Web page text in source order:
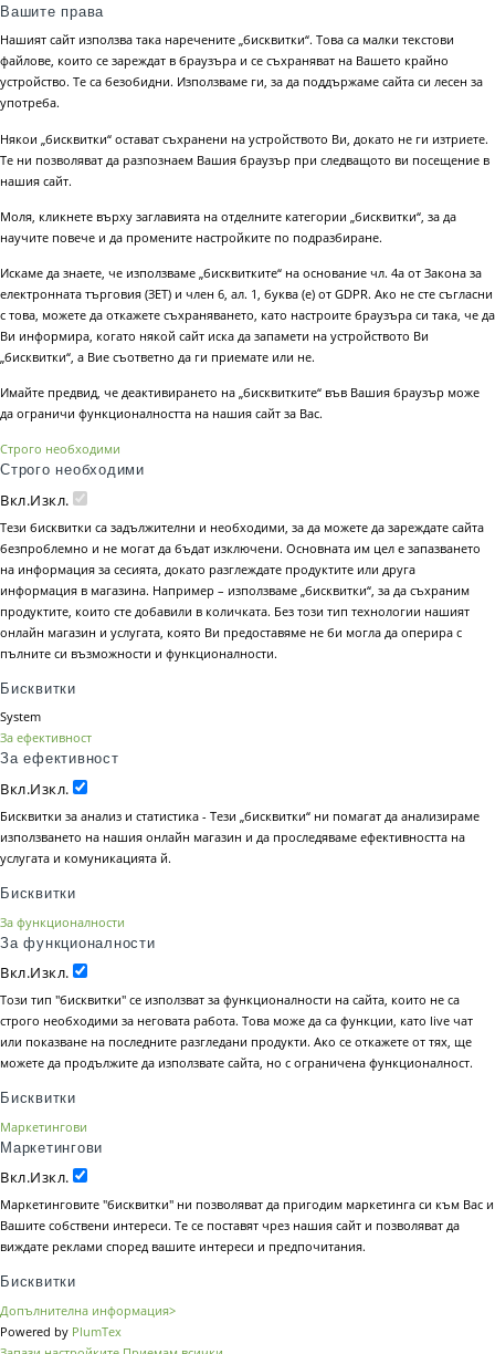
Вашите права
Нашият сайт използва така наречените „бисквитки“. Това са малки текстови
файлове, които се зареждат в браузъра и се съхраняват на Вашето крайно
устройство. Те са безобидни. Използваме ги, за да поддържаме сайта си лесен за
употреба.
Някои „бисквитки“ остават съхранени на устройството Ви, докато не ги изтриете.
Те ни позволяват да разпознаем Вашия браузър при следващото ви посещение в
нашия сайт.
Моля, кликнете върху заглавията на отделните категории „бисквитки“, за да
научите повече и да промените настройките по подразбиране.
Искаме да знаете, че използваме „бисквитките“ на основание чл. 4а от Закона за
електронната търговия (ЗЕТ) и член 6, ал. 1, буква (е) от GDPR. Ако не сте съгласни
с това, можете да откажете съхраняването, като настроите браузъра си така, че да
Ви информира, когато някой сайт иска да запамети на устройството Ви
„бисквитки“, а Вие съответно да ги приемате или не.
Имайте предвид, че деактивирането на „бисквитките“ във Вашия браузър може
да ограничи функционалността на нашия сайт за Вас.
Строго необходими
Строго необходими
Вкл.Изкл.
Тези бисквитки са задължителни и необходими, за да можете да зареждате сайта
безпроблемно и не могат да бъдат изключени. Основната им цел е запазването
на информация за сесията, докато разглеждате продуктите или друга
информация в магазина. Например – използваме „бисквитки“, за да съхраним
продуктите, които сте добавили в количката. Без този тип технологии нашият
онлайн магазин и услугата, която Ви предоставяме не би могла да оперира с
пълните си възможности и функционалности.
Бисквитки
System
За ефективност
За ефективност
Вкл.Изкл.
Бисквитки за анализ и статистика - Тези „бисквитки“ ни помагат да анализираме
използването на нашия онлайн магазин и да проследяваме ефективността на
услугата и комуникацията й.
Бисквитки
За функционалности
За функционалности
Вкл.Изкл.
Този тип "бисквитки" се използват за функционалности на сайта, които не са
строго необходими за неговата работа. Това може да са функции, като live чат
или показване на последните разгледани продукти. Ако се откажете от тях, ще
можете да продължите да използвате сайта, но с ограничена функционалност.
Бисквитки
Маркетингови
Маркетингови
Вкл.Изкл.
Маркетинговите "бисквитки" ни позволяват да пригодим маркетинга си към Вас и
Вашите собствени интереси. Те се поставят чрез нашия сайт и позволяват да
виждате реклами според вашите интереси и предпочитания.
Бисквитки
Допълнителна информация>
Powered by PlumTex